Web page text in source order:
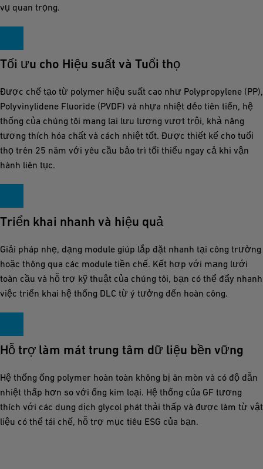
vụ quan trọng.
Tối ưu cho Hiệu suất và Tuổi thọ
Được chế tạo từ polymer hiệu suất cao như Polypropylene (PP),
Polyvinylidene Fluoride (PVDF) và nhựa nhiệt dẻo tiên tiến, hệ
thống của chúng tôi mang lại lưu lượng vượt trội, khả năng
tương thích hóa chất và cách nhiệt tốt. Được thiết kế cho tuổi
thọ trên 25 năm với yêu cầu bảo trì tối thiểu ngay cả khi vận
hành liên tục.
Triển khai nhanh và hiệu quả
Giải pháp nhẹ, dạng module giúp lắp đặt nhanh tại công trường
hoặc thông qua các module tiền chế. Kết hợp với mạng lưới
toàn cầu và hỗ trợ kỹ thuật của chúng tôi, bạn có thể đẩy nhanh
việc triển khai hệ thống DLC từ ý tưởng đến hoàn công.
Hỗ trợ làm mát trung tâm dữ liệu bền vững
Hệ thống ống polymer hoàn toàn không bị ăn mòn và có độ dẫn
nhiệt thấp hơn so với ống kim loại. Hệ thống của GF tương
thích với các dung dịch glycol phát thải thấp và được làm từ vật
liệu có thể tái chế, hỗ trợ mục tiêu ESG của bạn.